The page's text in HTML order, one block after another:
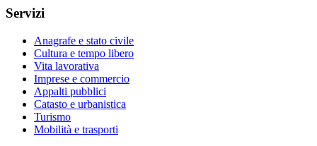
Servizi
Anagrafe e stato civile
Cultura e tempo libero
Vita lavorativa
Imprese e commercio
Appalti pubblici
Catasto e urbanistica
Turismo
Mobilità e trasporti